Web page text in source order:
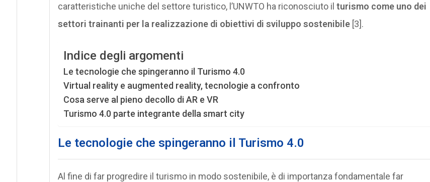
caratteristiche uniche del settore turistico, l’UNWTO ha riconosciuto il turismo come uno dei
settori trainanti per la realizzazione di obiettivi di sviluppo sostenibile[3].
Indice degli argomenti
Le tecnologie che spingeranno il Turismo 4.0
Virtual reality e augmented reality, tecnologie a confronto
Cosa serve al pieno decollo di AR e VR
Turismo 4.0 parte integrante della smart city
Le tecnologie che spingeranno il Turismo 4.0
Al fine di far progredire il turismo in modo sostenibile, è di importanza fondamentale far